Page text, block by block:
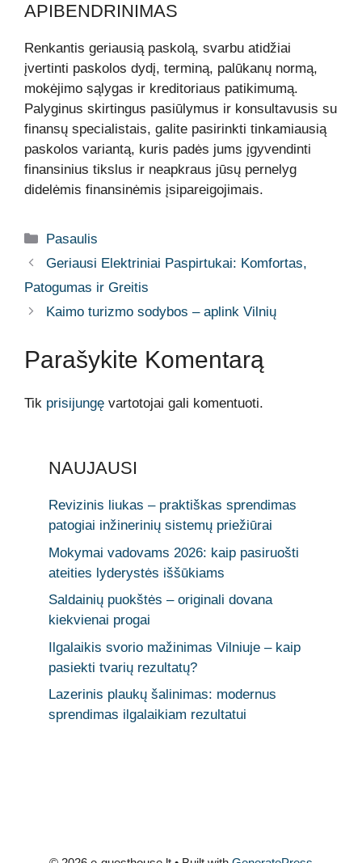
APIBENDRINIMAS
Renkantis geriausią paskolą, svarbu atidžiai
įvertinti paskolos dydį, terminą, palūkanų normą,
mokėjimo sąlygas ir kreditoriaus patikimumą.
Palyginus skirtingus pasiūlymus ir konsultavusis su
finansų specialistais, galite pasirinkti tinkamiausią
paskolos variantą, kuris padės jums įgyvendinti
finansinius tikslus ir neapkraus jūsų pernelyg
didelėmis finansinėmis įsipareigojimais.
Kategorijos
Pasaulis
Geriausi Elektriniai Paspirtukai: Komfortas,
Patogumas ir Greitis
Kaimo turizmo sodybos – aplink Vilnių
Parašykite Komentarą
Tik prisijungę vartotojai gali komentuoti.
NAUJAUSI
Revizinis liukas – praktiškas sprendimas
patogiai inžinerinių sistemų priežiūrai
Mokymai vadovams 2026: kaip pasiruošti
ateities lyderystės iššūkiams
Saldainių puokštės – originali dovana
kiekvienai progai
Ilgalaikis svorio mažinimas Vilniuje – kaip
pasiekti tvarių rezultatų?
Lazerinis plaukų šalinimas: modernus
sprendimas ilgalaikiam rezultatui